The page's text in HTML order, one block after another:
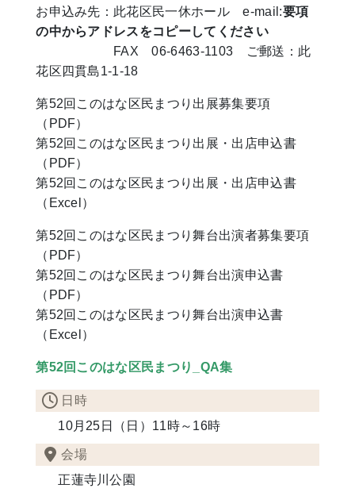
お申込み先：此花区民一休ホール e-mail:要項
の中からアドレスをコピーしてください
FAX 06-6463-1103 ご郵送：此
花区四貫島1-1-18
第52回このはな区民まつり出展募集要項
（PDF）
第52回このはな区民まつり出展・出店申込書
（PDF）
第52回このはな区民まつり出展・出店申込書
（Excel）
第52回このはな区民まつり舞台出演者募集要項
（PDF）
第52回このはな区民まつり舞台出演申込書
（PDF）
第52回このはな区民まつり舞台出演申込書
（Excel）
第52回このはな区民まつり_QA集
日時
10月25日（日）11時～16時
会場
正蓮寺川公園